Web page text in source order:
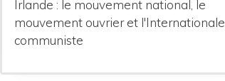
Irlande : le mouvement national, le
mouvement ouvrier et l'Internationale
communiste